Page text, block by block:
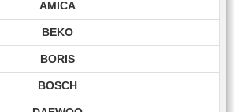
AMICA
BEKO
BORIS
BOSCH